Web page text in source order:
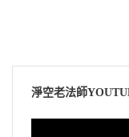
淨空老法師